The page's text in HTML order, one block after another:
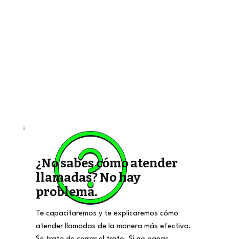
¿No sabes cómo atender
llamadas? No hay
problema.
Te capacitaremos y te explicaremos cómo
atender llamadas de la manera más efectiva.